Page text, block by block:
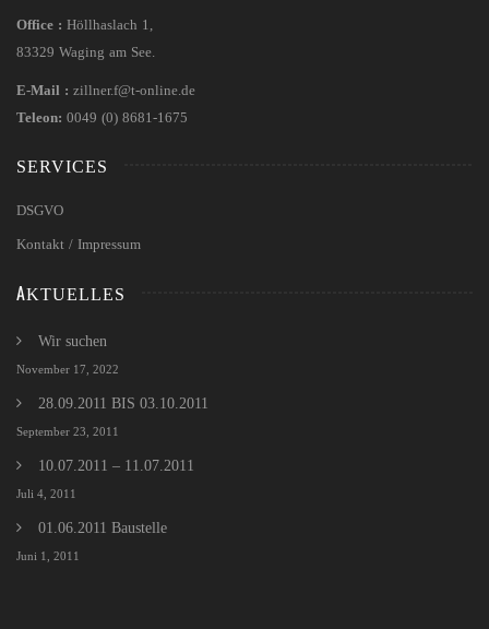
Office : Höllhaslach 1,
83329 Waging am See.
E-Mail : zillner.f@t-online.de
Teleon: 0049 (0) 8681-1675
SERVICES
DSGVO
Kontakt / Impressum
AKTUELLES
Wir suchen
November 17, 2022
28.09.2011 BIS 03.10.2011
September 23, 2011
10.07.2011 – 11.07.2011
Juli 4, 2011
01.06.2011 Baustelle
Juni 1, 2011